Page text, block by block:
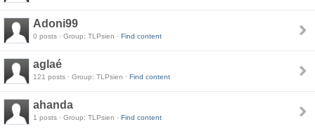
Adoni99
0 posts · Group: TLPsien · Find content
aglaé
121 posts · Group: TLPsien · Find content
ahanda
1 posts · Group: TLPsien · Find content